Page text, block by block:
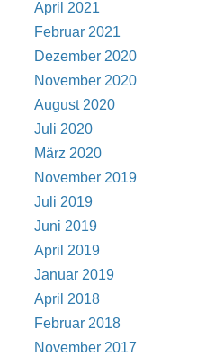
April 2021
Februar 2021
Dezember 2020
November 2020
August 2020
Juli 2020
März 2020
November 2019
Juli 2019
Juni 2019
April 2019
Januar 2019
April 2018
Februar 2018
November 2017